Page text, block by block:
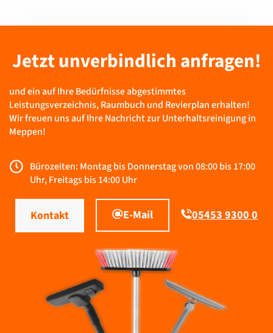
Jetzt unverbindlich anfragen!
und ein auf Ihre Bedürfnisse abgestimmtes
Leistungsverzeichnis, Raumbuch und Revierplan erhalten!
Wir freuen uns auf Ihre Nachricht zur Unterhaltsreinigung in
Meppen!
Bürozeiten: Montag bis Donnerstag von 08:00 bis 17:00
Uhr, Freitags bis 14:00 Uhr
Kontakt E-Mail 05453 9300 0